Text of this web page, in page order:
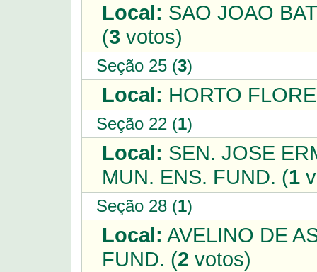
Local: SAO JOAO
(3 votos)
Seção 25 (3)
Local: HORTO
Seção 22 (1)
Local: SEN. JOSE
MUN. ENS. FUND. (1
Seção 28 (1)
Local: AVELINO DE
FUND. (2 votos)